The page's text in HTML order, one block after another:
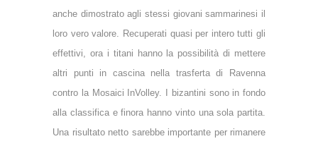
anche dimostrato agli stessi giovani sammarinesi il
loro vero valore. Recuperati quasi per intero tutti gli
effettivi, ora i titani hanno la possibilità di mettere
altri punti in cascina nella trasferta di Ravenna
contro la Mosaici InVolley. I bizantini sono in fondo
alla classifica e finora hanno vinto una sola partita.
Una risultato netto sarebbe importante per rimanere